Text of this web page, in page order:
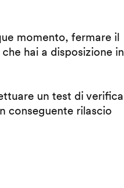
momento, fermare il
hai a disposizione in
un test di verifica
conseguente rilascio